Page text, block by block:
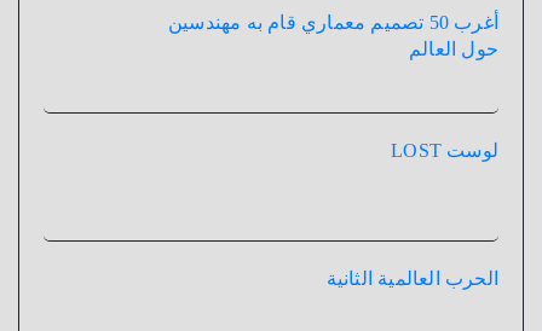
أغرب 50 تصميم معماري قام به مهندسين
حول العالم
لوست LOST
الحرب العالمية الثانية